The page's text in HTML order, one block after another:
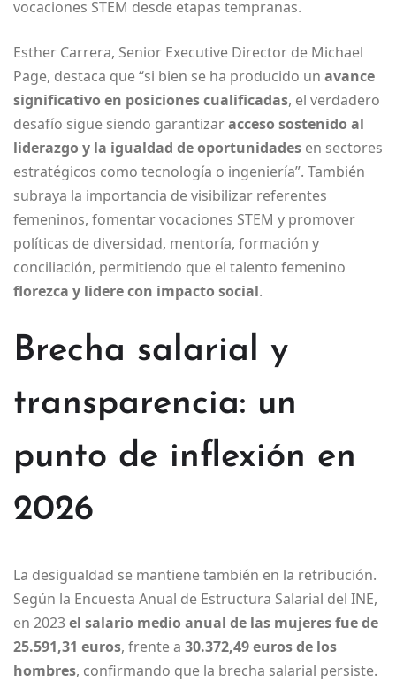
vocaciones STEM desde etapas tempranas.
Esther Carrera, Senior Executive Director de Michael
Page, destaca que “si bien se ha producido un avance
significativo en posiciones cualificadas, el verdadero
desafío sigue siendo garantizaracceso sostenido al
liderazgo y la igualdad de oportunidades en sectores
estratégicos como tecnología o ingeniería”. También
subraya la importancia de visibilizar referentes
femeninos, fomentar vocaciones STEM y promover
políticas de diversidad, mentoría, formación y
conciliación, permitiendo que el talento femenino
florezca y lidere con impacto social.
Brecha salarial y
transparencia: un
punto de inflexión en
2026
La desigualdad se mantiene también en la retribución.
Según la Encuesta Anual de Estructura Salarial del INE,
en 2023el salario medio anual de las mujeres fue de
25.591,31 euros, frente a 30.372,49 euros de los
hombres, confirmando que la brecha salarial persiste.